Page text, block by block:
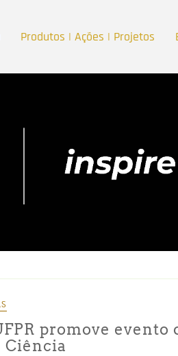
Produtos | Ações | Projetos
promove evento
Ciência